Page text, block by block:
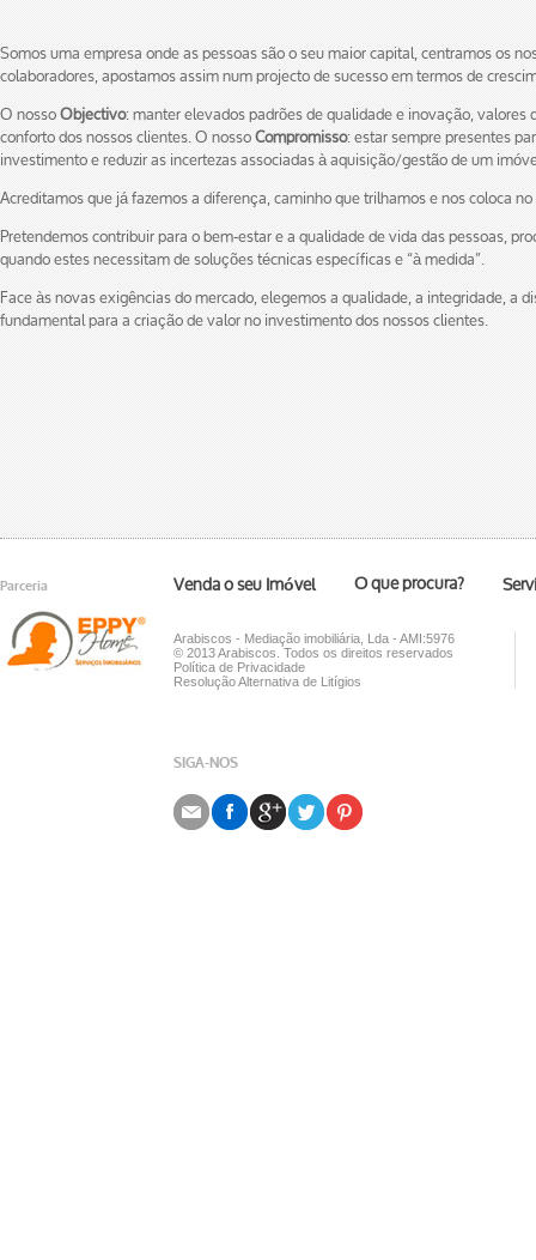
Somos uma empresa onde as pessoas são o seu maior capital, centramos os
colaboradores, apostamos assim num projecto de sucesso em termos de
O nosso Objectivo: manter elevados padrões de qualidade e inovação,
conforto dos nossos clientes. O nosso Compromisso: estar sempre presentes
investimento e reduzir as incertezas associadas à aquisição/gestão de um
Acreditamos que já fazemos a diferença, caminho que trilhamos e nos coloca
Pretendemos contribuir para o bem-estar e a qualidade de vida das pessoas,
quando estes necessitam de soluções técnicas específicas e “à medida”.
Face às novas exigências do mercado, elegemos a qualidade, a integridade, a
fundamental para a criação de valor no investimento dos nossos clientes.
Parceria Venda o seu Imóvel O que procura?
Arabiscos - Mediação imobiliária, Lda - AMI:5976
© 2013 Arabiscos. Todos os direitos reservados
Política de Privacidade
Resolução Alternativa de Litígios
SIGA-NOS